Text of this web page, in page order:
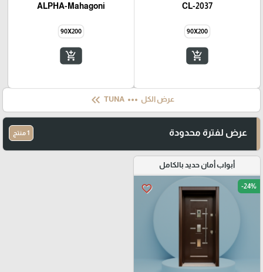
CL-2037
90X200
add_shopping_cart
ALPHA-Mahagoni
90X200
add_shopping_cart
عرض الكل more_horiz
keyboard_double_arrow_left
عرض لفترة محدودة 1 منتج
أبواب أمان حديد بالكامل
favorite_border -24%